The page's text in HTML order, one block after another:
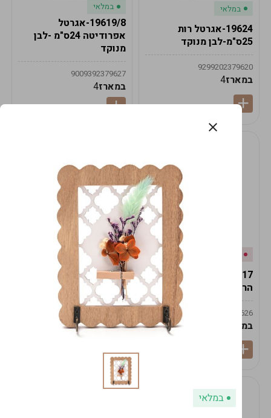
במלאי
19624-אגרטל רות
25ס"מ-לבן מנוקד
9299202379620
במארז4
במלאי
19619/8-אגרטל
אפרודיטה 24ס"מ -לבן
מנוקד
9009392379627
במארז4
19617-2/17-אגרטל
הרמס 19ס"מ -לבן נקי
9009492379626
במארז
במלאי
19617/6-אגרטל הרמס
19ס"מ -לבן מנוקד
9009492379626
במארז6
במלאי